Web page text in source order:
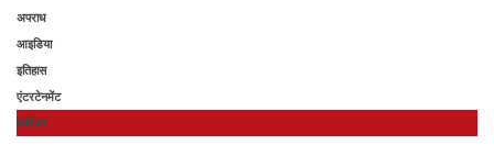
अपराध
आइडिया
इतिहास
एंटरटेनमेंट
करिअर